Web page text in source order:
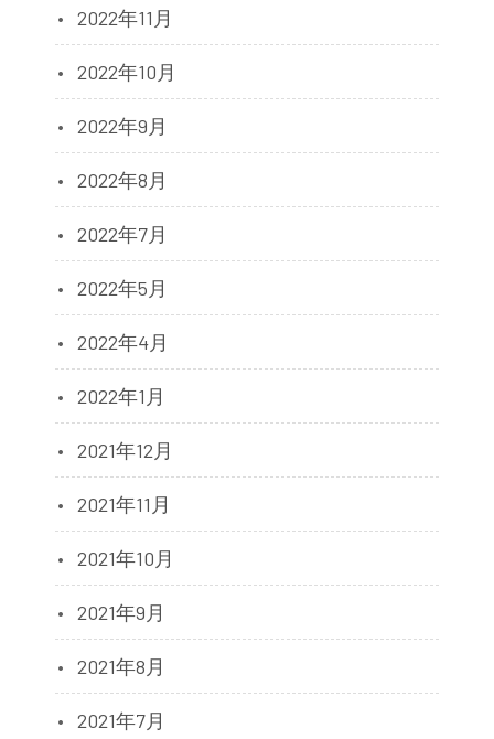
2022年11月
2022年10月
2022年9月
2022年8月
2022年7月
2022年5月
2022年4月
2022年1月
2021年12月
2021年11月
2021年10月
2021年9月
2021年8月
2021年7月